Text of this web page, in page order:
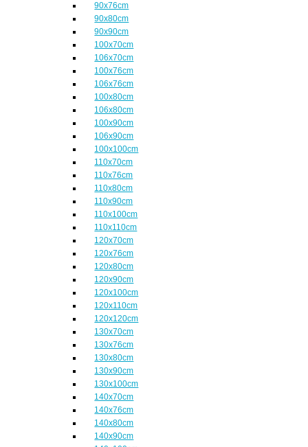
90x76cm
90x80cm
90x90cm
100x70cm
106x70cm
100x76cm
106x76cm
100x80cm
106x80cm
100x90cm
106x90cm
100x100cm
110x70cm
110x76cm
110x80cm
110x90cm
110x100cm
110x110cm
120x70cm
120x76cm
120x80cm
120x90cm
120x100cm
120x110cm
120x120cm
130x70cm
130x76cm
130x80cm
130x90cm
130x100cm
140x70cm
140x76cm
140x80cm
140x90cm